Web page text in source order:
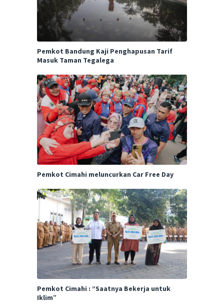
Pemkot Bandung Kaji Penghapusan Tarif
Masuk Taman Tegalega
Pemkot Cimahi meluncurkan Car Free Day
Pemkot Cimahi : “Saatnya Bekerja untuk
Iklim”